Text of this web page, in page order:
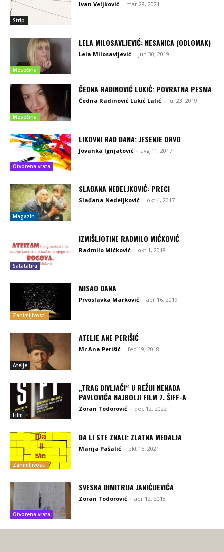
Strip
Ivan Veljković - mar 28, 2021
Mesečina
LELA MILOSAVLJEVIĆ: NESANICA (ODLOMAK)
Lela Milosavljević - jun 30, 2019
Mesečina
ČEDNA RADINOVIĆ LUKIĆ: POVRATNA PESMA
Čedna Radinović Lukić Lalić - jul 23, 2019
Otvorena vrata
LIKOVNI RAD DANA: JESENJE DRVO
Jovanka Ignjatović - avg 11, 2017
Magazin
SLAĐANA NEDELJKOVIĆ: PRECI
Slađana Nedeljković - okt 4, 2017
Satatatira
IZMIŠLJOTINE RADMILO MIĆKOVIĆ
Radmilo Mićković - okt 1, 2018
Zanimljivosti
MISAO DANA
Prvoslavka Marković - apr 16, 2019
Atelje
ATELJE ANE PERIŠIĆ
Mr Ana Perišić - feb 19, 2018
Film
„TRAG DIVLJAČI“ U REŽIJI NENADA
PAVLOVIĆA NAJBOLJI FILM 7. ŠIFF-A
Zoran Todorović - dec 12, 2022
Zanimljivosti
DA LI STE ZNALI: ZLATNA MEDALJA
Marija Pašalić - okt 15, 2021
Otvorena vrata
SVESKA DIMITRIJA JANIĆIJEVIĆA
Zoran Todorović - apr 12, 2018